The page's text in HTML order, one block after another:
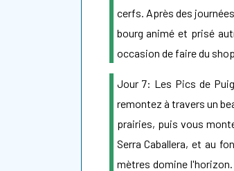
cerfs. Après des
bourg animé et prisé
occasion de faire du
Jour 7: Les Pics de
remontez à travers un
prairies, puis vous
Serra Caballera, et au
mètres domine